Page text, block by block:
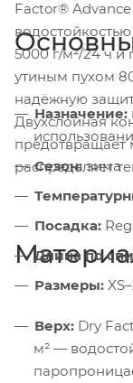
Factor® Advance
5000 г/м²/24 ч и
утиным пухом
надёжную
Двухслойная
предотвращает
распределяет
Назначение:
Сезон:зима
Посадка:
Длина по
Размеры:
Верх: Dry
м² —